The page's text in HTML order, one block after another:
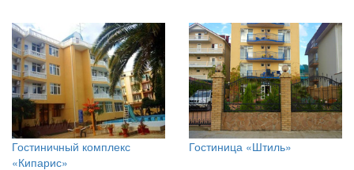
Гостиничный комплекс
«Кипарис»
Гостиница «Штиль»